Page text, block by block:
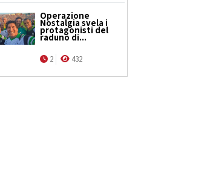
Operazione
Nostalgia svela i
protagonisti del
raduno di...
2 432